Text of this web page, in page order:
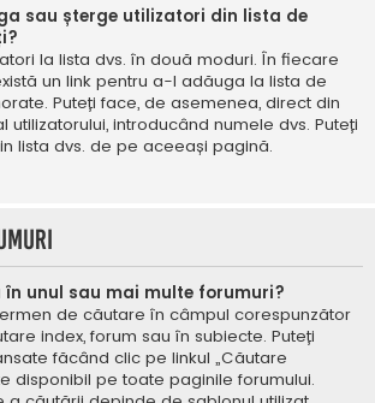
sau șterge utilizatori din lista de
la lista dvs. în două moduri. În fiecare
un link pentru a-l adăuga la lista de
Puteți face, de asemenea, direct din
utilizatorului, introducând numele dvs. Puteți
lista dvs. de pe aceeași pagină.
unul sau mai multe forumuri?
de căutare în câmpul corespunzător
index, forum sau în subiecte. Puteți
făcând clic pe linkul „Căutare
disponibil pe toate paginile forumului.